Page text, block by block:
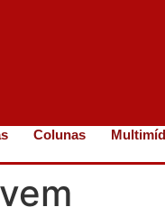
Colunas